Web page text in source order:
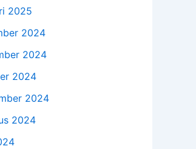
2025
2024
2024
2024
2024
2024